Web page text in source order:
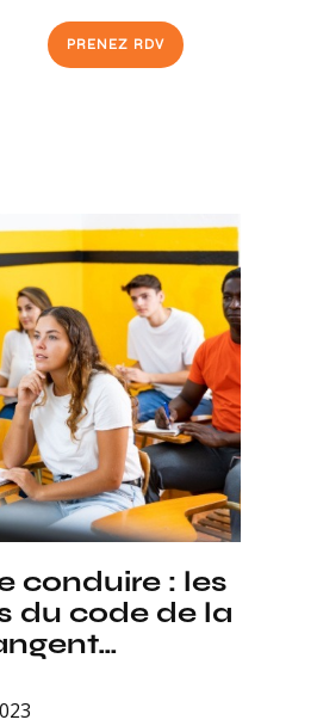
PRENEZ RDV
conduire : les
du code de la